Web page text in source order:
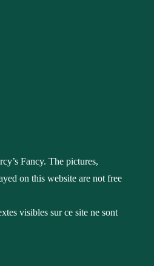
Fancy. The pictures,
on this website are not free
visibles sur ce site ne sont